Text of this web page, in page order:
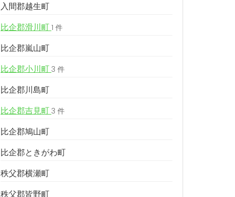
入間郡越生町
比企郡滑川町 1 件
比企郡嵐山町
比企郡小川町 3 件
比企郡川島町
比企郡吉見町 3 件
比企郡鳩山町
比企郡ときがわ町
秩父郡横瀬町
秩父郡皆野町